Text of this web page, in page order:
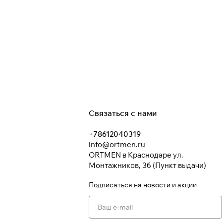
Связаться с нами
+78612040319
info@ortmen.ru
ORTMEN в Краснодаре ул.
Монтажников, 3б (Пункт выдачи)
Подписаться на новости и акции